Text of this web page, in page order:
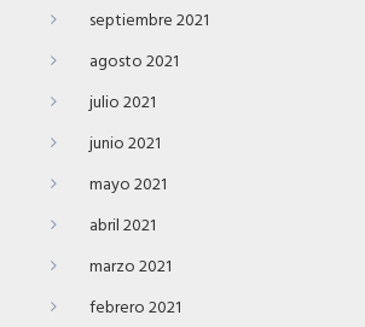
septiembre 2021
agosto 2021
julio 2021
junio 2021
mayo 2021
abril 2021
marzo 2021
febrero 2021